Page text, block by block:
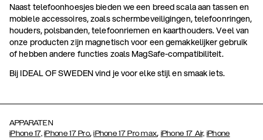
Naast telefoonhoesjes bieden we een breed scala aan tassen en
mobiele accessoires, zoals schermbeveiligingen, telefoonringen,
houders, polsbanden, telefoonriemen en kaarthouders. Veel van
onze producten zijn magnetisch voor een gemakkelijker gebruik
of hebben andere functies zoals MagSafe-compatibiliteit.
Bij IDEAL OF SWEDEN vind je voor elke stijl en smaak iets.
APPARATEN
iPhone 17, iPhone 17 Pro,iPhone 17 Pro max, iPhone 17 Air, iPhone